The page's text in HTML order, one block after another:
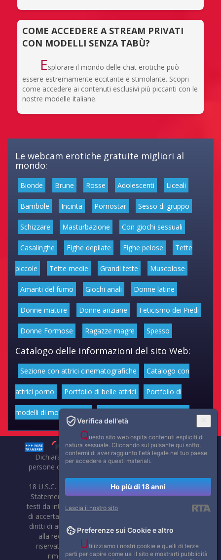
COME ACCEDERE A STREAM PRIVATI
CON MODELLI SENZA TABÙ?
Esplorare il mondo delle chat erotiche può
essere estremamente eccitante e stimolante. Scopri
come accedere ai contenuti esclusivi più piccanti con le
nostre modelle italiane.
Le webcam erotiche gratuite migliori al
mondo:
Bionde Brune Rosse Adolescenti Liceali
Bambole Incinta Pornostar Sesso di gruppo
Schizzare Masturbazione Con giochi sessuali
Casalinghe Fighe depilate Fighe pelose Tette
piccole Tette medie Grandi tette Muscolose
Amanti del fumo Giochi anali Donne latine
Donne mature Donne anziane Feticismo dei Piedi
Donne Formose Ragazze magre Spesso
Catalogo delle informazioni del sito Web:
Sezione con attrici cinematografiche Catalogo con
attrici porno Portfolio di belle attrici Portfolio di
modelli di moda volgari
Dichiarazione di non responsabilità: tutti i membri e le
persone che compaiono su questo sito hanno almeno 18
anni.
18 U.S.C. 2257 Record-Keeping Requirements Compliance
Statement. Affaritaliani, prima di pubblicare foto, video o
testi da internet, compie tutte le opportune verifiche al fine
di accertarne il libero regime di circolazione e non violare i
diritti di autore o altri diritti esclusivi di terzi. Per segnalare
alla redazione eventuali errori nell'uso del materiale
riservato, scriveteci: provvederemo prontamente alla
rimozione del materiale lesivo di diritti di terzi.
Verifica dell'età
Questo sito web ospita contenuti espliciti di
natura sessuale. Cliccando sul pulsante qui sotto,
confermi di aver raggiunto l'età legale nel tuo paese
per accedere a questi materiali.
Ho più di 18 anni
Lascia il nostro sito
Preferenze sui Cookie e altro
Utilizziamo i nostri cookie e quelli di terze
parti per capire come usi il sito e mostrarti pubblicità